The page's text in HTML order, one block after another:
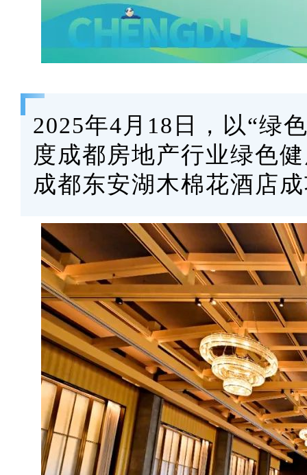
2025年4月18日，以“绿
度成都房地产行业绿色
成都东安湖木棉花酒店